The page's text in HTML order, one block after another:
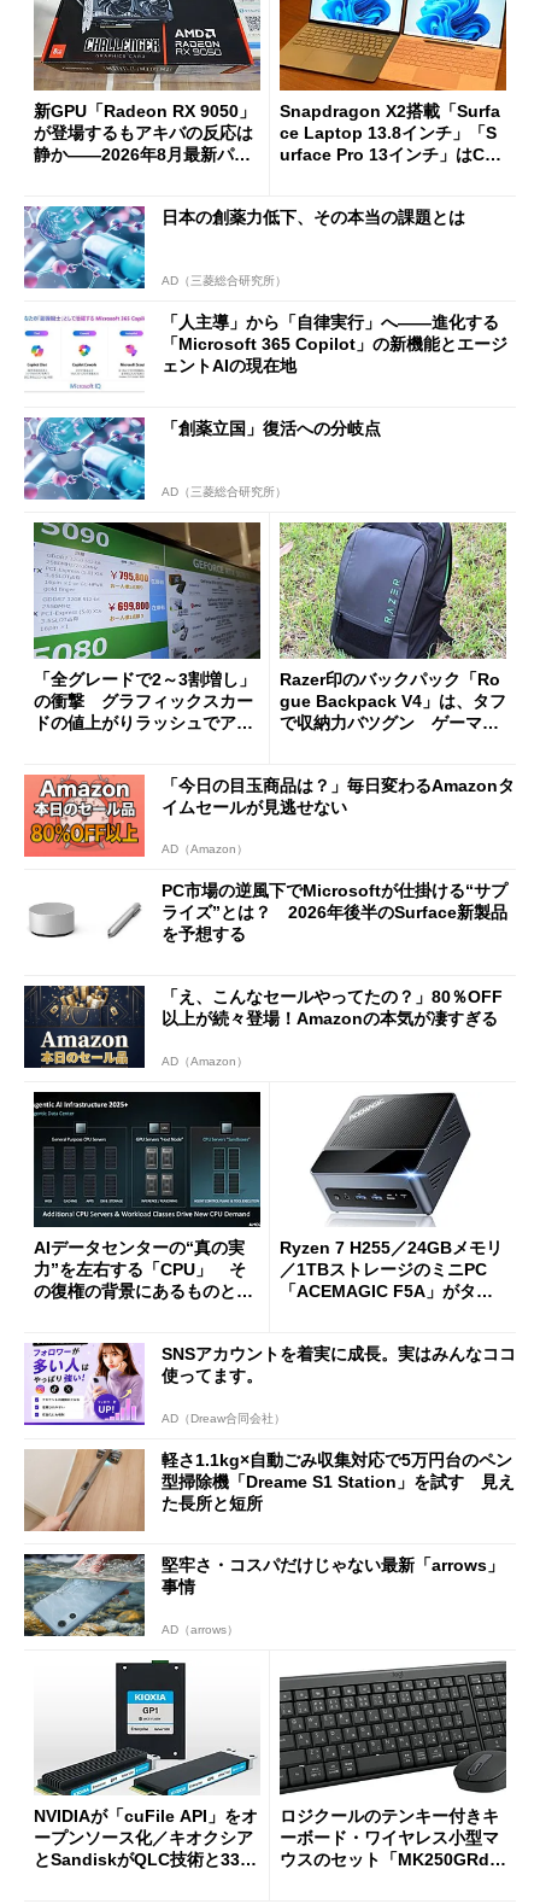
新GPU「Radeon RX 9050」
が登場するもアキバの反応は
静か――2026年8月最新パー
Snapdragon X2搭載「Surfa
ce Laptop 13.8インチ」「S
urface Pro 13インチ」はCop
た
日本の創薬力低下、その本当の課題とは
AD（三菱総合研究所）
「人主導」から「自律実行」へ――進化する
「Microsoft 365 Copilot」の新機能とエージ
ェントAIの現在地
「創薬立国」復活への分岐点
AD（三菱総合研究所）
「全グレードで2～3割増し」
の衝撃 グラフィックスカー
ドの値上がりラッシュでアキ
Razer印のバックパック「Ro
gue Backpack V4」は、タフ
で収納力バツグン ゲーマー
「今日の目玉商品は？」毎日変わるAmazonタ
イムセールが見逃せない
AD（Amazon）
PC市場の逆風下でMicrosoftが仕掛ける“サプ
ライズ”とは？ 2026年後半のSurface新製品
を予想する
「え、こんなセールやってたの？」80％OFF
以上が続々登場！Amazonの本気が凄すぎる
AD（Amazon）
AIデータセンターの“真の実
力”を左右する「CPU」 そ
の復権の背景にあるものと
Ryzen 7 H255／24GBメモリ
／1TBストレージのミニPC
「ACEMAGIC F5A」がタイ
SNSアカウントを着実に成長。実はみんなココ
使ってます。
AD（Dreaw合同会社）
軽さ1.1kg×自動ごみ収集対応で5万円台のペン
型掃除機「Dreame S1 Station」を試す 見え
た長所と短所
堅牢さ・コスパだけじゃない最新「arrows」
事情
AD（arrows）
NVIDIAが「cuFile API」をオ
ープンソース化／キオクシア
とSandiskがQLC技術と332
ロジクールのテンキー付きキ
ーボード・ワイヤレス小型マ
ウスのセット「MK250GRd」